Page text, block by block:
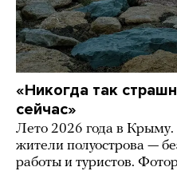
«Никогда так
сейчас»
Лето 2026 года в
жители полуострова —
работы и туристов.